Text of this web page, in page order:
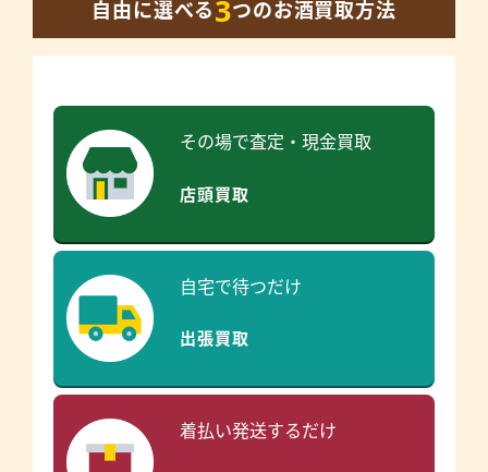
自由に選べる3つのお酒買取方法
その場で査定・現金買取
店頭買取
自宅で待つだけ
出張買取
着払い発送するだけ